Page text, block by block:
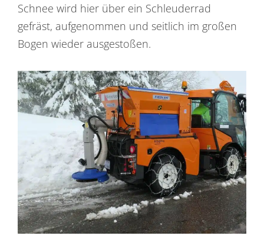
Schnee wird hier über ein Schleuderrad
gefräst, aufgenommen und seitlich im großen
Bogen wieder ausgestoßen.